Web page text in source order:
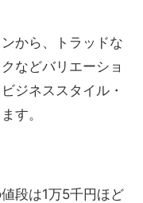
から、トラッドな
などバリエーショ
ジネススタイル・
す。
段は1万5千円ほど